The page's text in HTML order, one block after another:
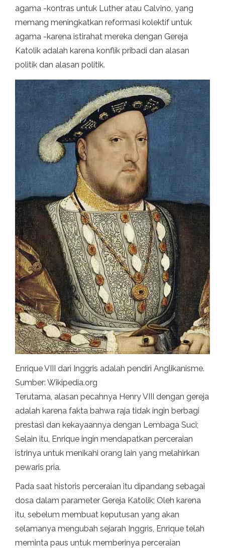
agama -kontras untuk Luther atau Calvino, yang
memang meningkatkan reformasi kolektif untuk
agama -karena istirahat mereka dengan Gereja
Katolik adalah karena konflik pribadi dan alasan
politik dan alasan politik.
Enrique VIII dari Inggris adalah pendiri Anglikanisme.
Sumber: Wikipedia.org
Terutama, alasan pecahnya Henry VIII dengan gereja
adalah karena fakta bahwa raja tidak ingin berbagi
prestasi dan kekayaannya dengan Lembaga Suci;
Selain itu, Enrique ingin mendapatkan perceraian
istrinya untuk menikahi orang lain yang melahirkan
pewaris pria.
Pada saat historis perceraian itu dipandang sebagai
dosa dalam parameter Gereja Katolik; Oleh karena
itu, sebelum membuat keputusan yang akan
selamanya mengubah sejarah Inggris, Enrique telah
meminta paus untuk memberinya perceraian